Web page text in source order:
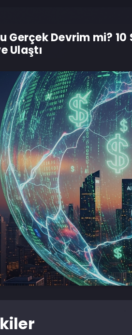
Gerçek Devrim mi?
Ulaştı